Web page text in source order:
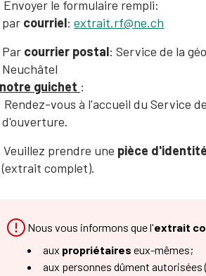
Envoyer le formulaire rempli:
par courriel:extrait.rf@ne.ch
Par courrier postal: Service de la
Neuchâtel
guichet :
Rendez-vous à l'accueil du Service
d'ouverture.
Veuillez prendre une pièce d'identité
(extrait complet).
Nous vous informons que l'extrait
aux propriétaires eux-mêmes;
aux personnes dûment autorisées (